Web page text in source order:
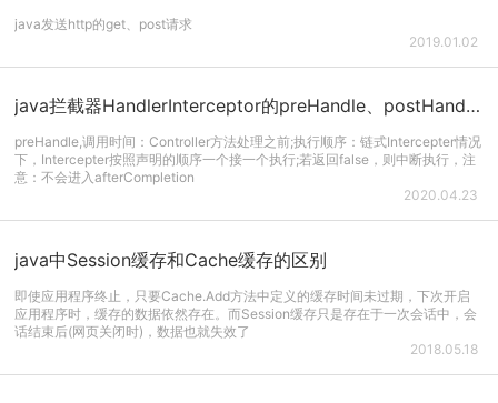
java发送http的get、post请求
2019.01.02
java拦截器HandlerInterceptor的preHandle、postHandle与afterCompletion三个方法
preHandle,调用时间：Controller方法处理之前;执行顺序：链式Intercepter情况
下，Intercepter按照声明的顺序一个接一个执行;若返回false，则中断执行，注
意：不会进入afterCompletion
2020.04.23
java中Session缓存和Cache缓存的区别
即使应用程序终止，只要Cache.Add方法中定义的缓存时间未过期，下次开启
应用程序时，缓存的数据依然存在。而Session缓存只是存在于一次会话中，会
话结束后(网页关闭时)，数据也就失效了
2018.05.18